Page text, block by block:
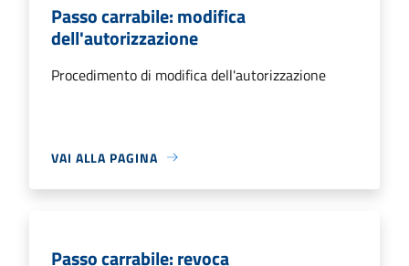
Passo carrabile: modifica
dell'autorizzazione
Procedimento di modifica dell'autorizzazione
VAI ALLA PAGINA
Passo carrabile: revoca